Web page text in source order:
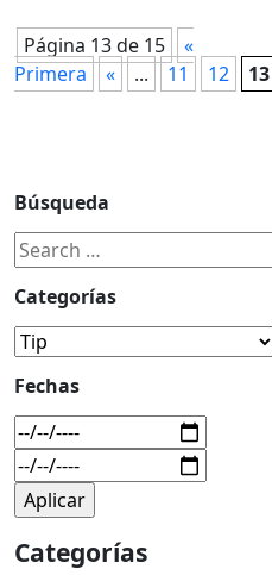
Página 13 de 15
«
Primera
« ... 11 12 13
Búsqueda
Categorías
Fechas
Categorías